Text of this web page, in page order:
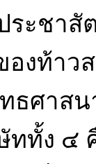
ระชาสั
องท้า
ธศาส
ททั้ง ๔